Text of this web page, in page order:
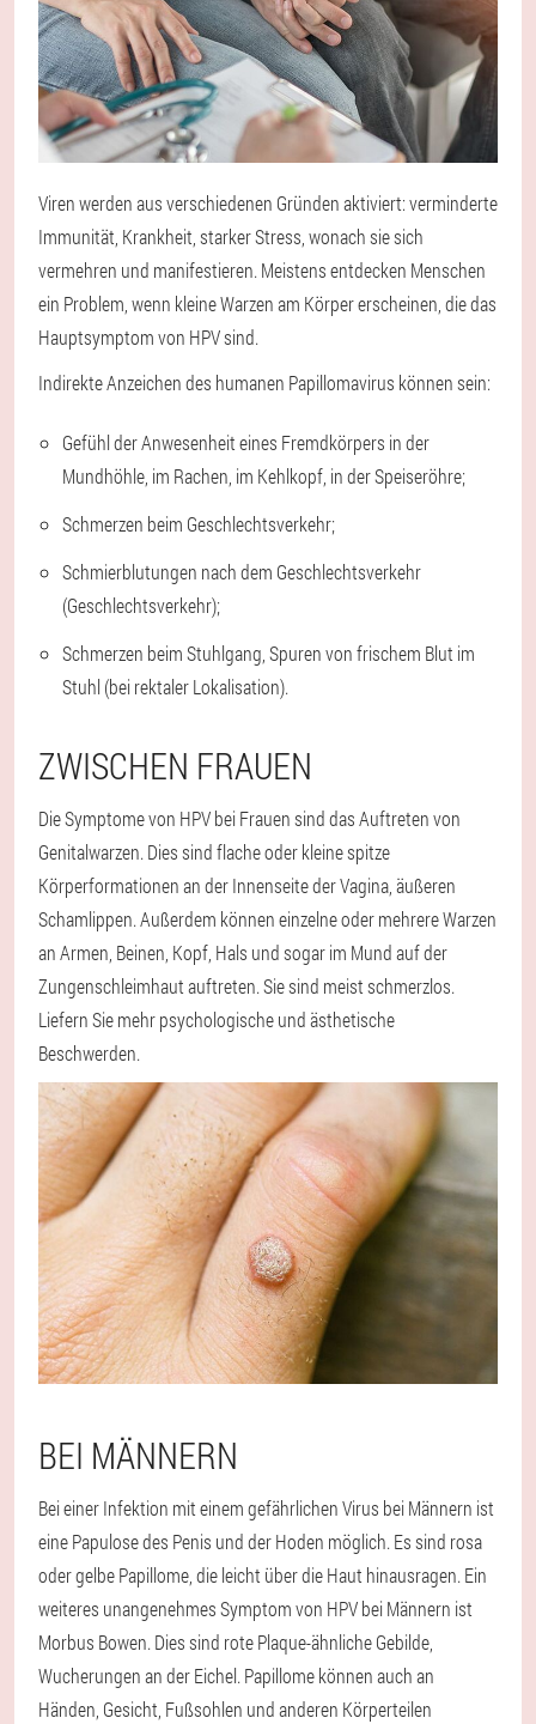
Viren werden aus verschiedenen Gründen aktiviert: verminderte
Immunität, Krankheit, starker Stress, wonach sie sich
vermehren und manifestieren. Meistens entdecken Menschen
ein Problem, wenn kleine Warzen am Körper erscheinen, die das
Hauptsymptom von HPV sind.
Indirekte Anzeichen des humanen Papillomavirus können sein:
Gefühl der Anwesenheit eines Fremdkörpers in der
Mundhöhle, im Rachen, im Kehlkopf, in der Speiseröhre;
Schmerzen beim Geschlechtsverkehr;
Schmierblutungen nach dem Geschlechtsverkehr
(Geschlechtsverkehr);
Schmerzen beim Stuhlgang, Spuren von frischem Blut im
Stuhl (bei rektaler Lokalisation).
ZWISCHEN FRAUEN
Die Symptome von HPV bei Frauen sind das Auftreten von
Genitalwarzen. Dies sind flache oder kleine spitze
Körperformationen an der Innenseite der Vagina, äußeren
Schamlippen. Außerdem können einzelne oder mehrere Warzen
an Armen, Beinen, Kopf, Hals und sogar im Mund auf der
Zungenschleimhaut auftreten. Sie sind meist schmerzlos.
Liefern Sie mehr psychologische und ästhetische
Beschwerden.
BEI MÄNNERN
Bei einer Infektion mit einem gefährlichen Virus bei Männern ist
eine Papulose des Penis und der Hoden möglich. Es sind rosa
oder gelbe Papillome, die leicht über die Haut hinausragen. Ein
weiteres unangenehmes Symptom von HPV bei Männern ist
Morbus Bowen. Dies sind rote Plaque-ähnliche Gebilde,
Wucherungen an der Eichel. Papillome können auch an
Händen, Gesicht, Fußsohlen und anderen Körperteilen